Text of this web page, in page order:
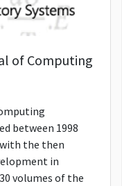
of Computing
between 1998
with the then
in
volumes of the